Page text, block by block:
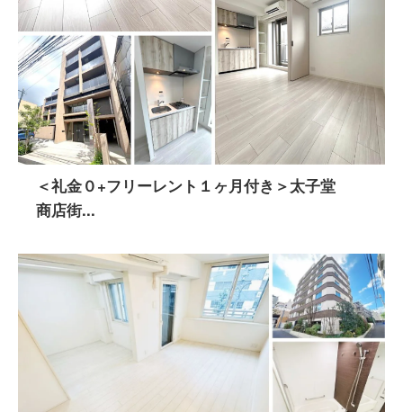
＜礼金０+フリーレント１ヶ月付き＞太子堂
商店街...